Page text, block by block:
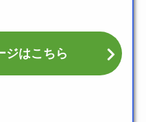
ジはこちら